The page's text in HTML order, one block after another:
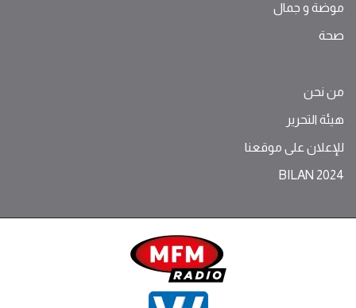
موضة ‫و‬ ‫‬‫جمال‬
صحة
من نحن
هيئة التحرير
للإعلان على موقعنا
BILAN 2024